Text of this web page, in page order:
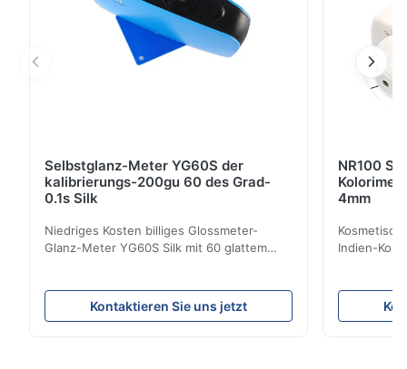
Selbstglanz-Meter YG60S der
kalibrierungs-200gu 60 des Grad-
0.1s Silk
Niedriges Kosten billiges Glossmeter-
Glanz-Meter YG60S Silk mit 60 glattem
Material mit Glanz (0-200Gu) prüfen, und
allgemeinhin zutreffen, um zu malen, Tinte,
Kontaktieren Sie uns jetzt
NR100
4mm
Indien-
der